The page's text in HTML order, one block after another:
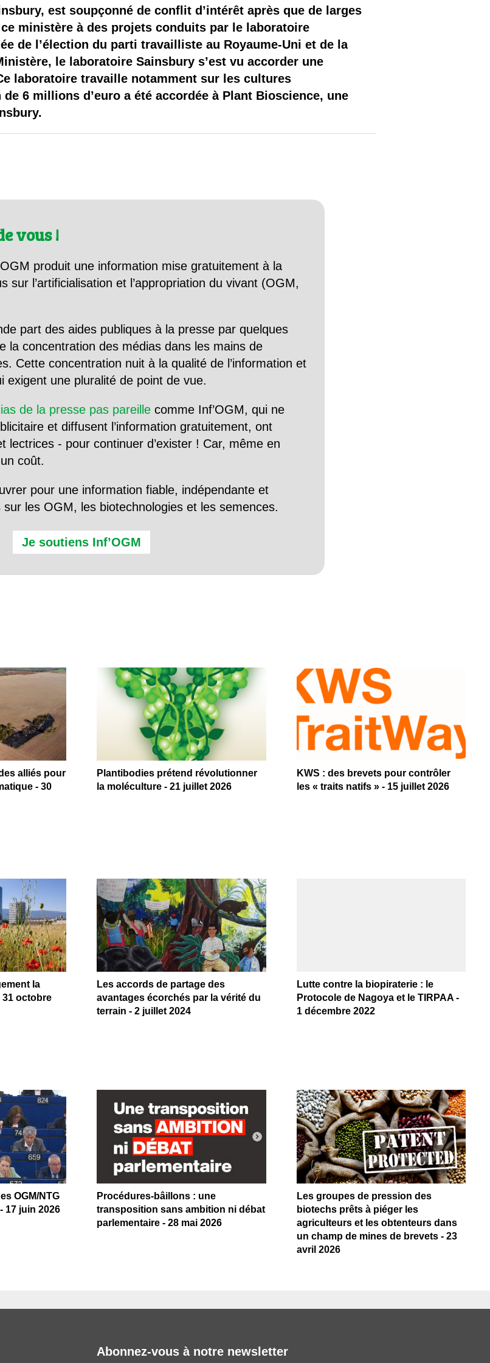
et semence
et les inconvénients des OGM ?
est soupçonné de conflit d’intérêt après que de larges
ministère à des projets conduits par le laboratoire
de l’élection du parti travailliste au Royaume-Uni et de la
le laboratoire Sainsbury s’est vu accorder une
laboratoire travaille notamment sur les cultures
6 millions d’euro a été accordée à Plant Bioscience, une
vous !
produit une information mise gratuitement à la
sur l’artificialisation et l’appropriation du vivant (OGM,
part des aides publiques à la presse par quelques
la concentration des médias dans les mains de
Cette concentration nuit à la qualité de l’information et
exigent une pluralité de point de vue.
de la presse pas pareille comme Inf’OGM, qui ne
et diffusent l’information gratuitement, ont
lectrices - pour continuer d’exister ! Car, même en
coût.
pour une information fiable, indépendante et
les OGM, les biotechnologies et les semences.
Je soutiens Inf’OGM
alliés pour
- 30
Plantibodies prétend révolutionner
la moléculture - 21 juillet 2026
KWS : des brevets pour contrôler
les « traits natifs » - 15 juillet 2026
la
31 octobre
Les accords de partage des
avantages écorchés par la vérité du
terrain - 2 juillet 2024
Lutte contre la biopiraterie : le
Protocole de Nagoya et le TIRPAA -
1 décembre 2022
OGM/NTG
17 juin 2026
Procédures-bâillons : une
transposition sans ambition ni débat
parlementaire - 28 mai 2026
Les groupes de pression des
biotechs prêts à piéger les
agriculteurs et les obtenteurs dans
un champ de mines de brevets - 23
avril 2026
Abonnez-vous à notre newsletter